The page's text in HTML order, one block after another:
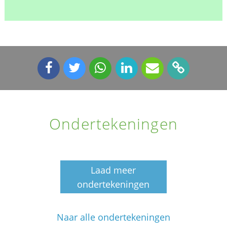
Ondertekeningen
Laad meer
ondertekeningen
Naar alle ondertekeningen